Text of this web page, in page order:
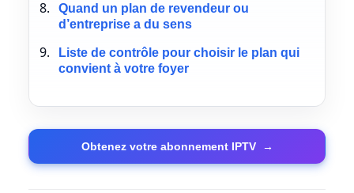
Quand un plan de revendeur ou
d’entreprise a du sens
Liste de contrôle pour choisir le plan qui
convient à votre foyer
Obtenez votre abonnement IPTV →